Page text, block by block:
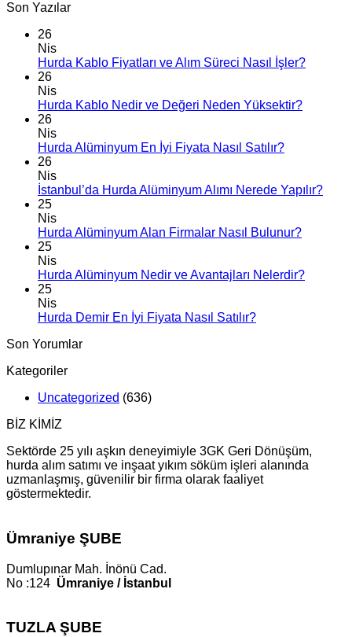
Son Yazılar
26
Nis
Hurda Kablo Fiyatları ve Alım Süreci Nasıl İşler?
26
Nis
Hurda Kablo Nedir ve Değeri Neden Yüksektir?
26
Nis
Hurda Alüminyum En İyi Fiyata Nasıl Satılır?
26
Nis
İstanbul’da Hurda Alüminyum Alımı Nerede Yapılır?
25
Nis
Hurda Alüminyum Alan Firmalar Nasıl Bulunur?
25
Nis
Hurda Alüminyum Nedir ve Avantajları Nelerdir?
25
Nis
Hurda Demir En İyi Fiyata Nasıl Satılır?
Son Yorumlar
Kategoriler
Uncategorized (636)
BİZ KİMİZ
Sektörde 25 yılı aşkın deneyimiyle 3GK Geri Dönüşüm,
hurda alım satımı ve inşaat yıkım söküm işleri alanında
uzmanlaşmış, güvenilir bir firma olarak faaliyet
göstermektedir.
Ümraniye ŞUBE
Dumlupınar Mah. İnönü Cad.
No :124 Ümraniye / İstanbul
TUZLA ŞUBE